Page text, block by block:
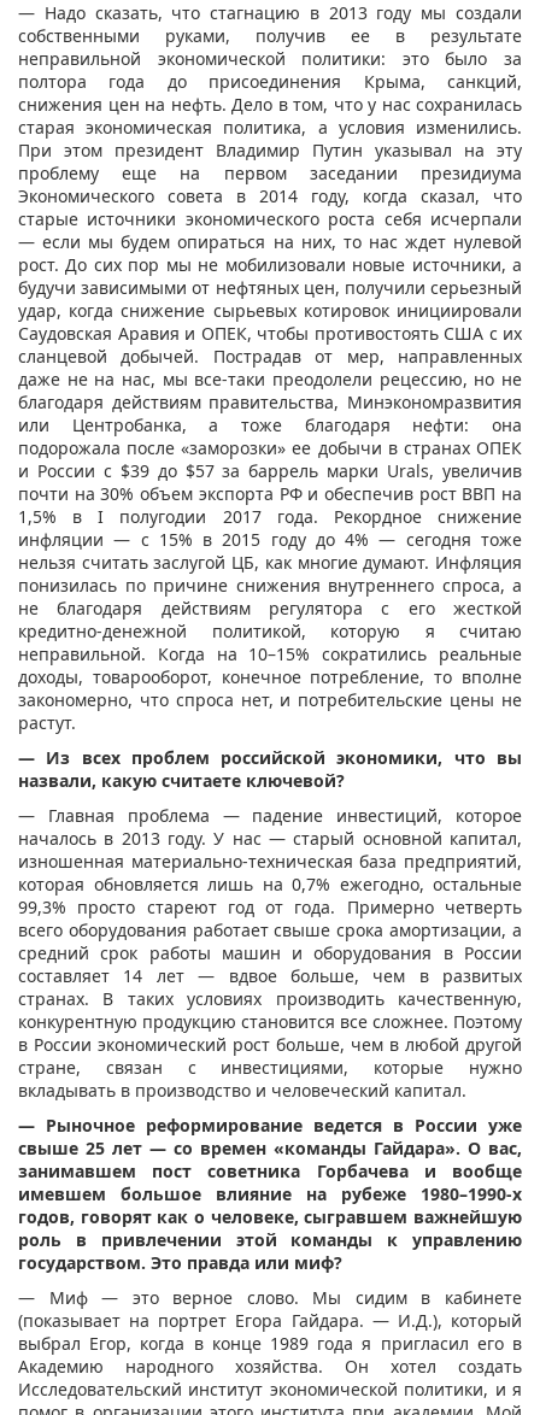
— Надо сказать, что стагнацию в 2013 году мы создали
собственными руками, получив ее в результате
неправильной экономической политики: это было за
полтора года до присоединения Крыма, санкций,
снижения цен на нефть. Дело в том, что у нас сохранилась
старая экономическая политика, а условия изменились.
При этом президент Владимир Путин указывал на эту
проблему еще на первом заседании президиума
Экономического совета в 2014 году, когда сказал, что
старые источники экономического роста себя исчерпали
— если мы будем опираться на них, то нас ждет нулевой
рост. До сих пор мы не мобилизовали новые источники, а
будучи зависимыми от нефтяных цен, получили серьезный
удар, когда снижение сырьевых котировок инициировали
Саудовская Аравия и ОПЕК, чтобы противостоять США с их
сланцевой добычей. Пострадав от мер, направленных
даже не на нас, мы все-таки преодолели рецессию, но не
благодаря действиям правительства, Минэкономразвития
или Центробанка, а тоже благодаря нефти: она
подорожала после «заморозки» ее добычи в странах ОПЕК
и России с $39 до $57 за баррель марки Urals, увеличив
почти на 30% объем экспорта РФ и обеспечив рост ВВП на
1,5% в I полугодии 2017 года. Рекордное снижение
инфляции — с 15% в 2015 году до 4% — сегодня тоже
нельзя считать заслугой ЦБ, как многие думают. Инфляция
понизилась по причине снижения внутреннего спроса, а
не благодаря действиям регулятора с его жесткой
кредитно-денежной политикой, которую я считаю
неправильной. Когда на 10–15% сократились реальные
доходы, товарооборот, конечное потребление, то вполне
закономерно, что спроса нет, и потребительские цены не
растут.
— Из всех проблем российской экономики, что вы
назвали, какую считаете ключевой?
— Главная проблема — падение инвестиций, которое
началось в 2013 году. У нас — старый основной капитал,
изношенная материально-техническая база предприятий,
которая обновляется лишь на 0,7% ежегодно, остальные
99,3% просто стареют год от года. Примерно четверть
всего оборудования работает свыше срока амортизации, а
средний срок работы машин и оборудования в России
составляет 14 лет — вдвое больше, чем в развитых
странах. В таких условиях производить качественную,
конкурентную продукцию становится все сложнее. Поэтому
в России экономический рост больше, чем в любой другой
стране, связан с инвестициями, которые нужно
вкладывать в производство и человеческий капитал.
— Рыночное реформирование ведется в России уже
свыше 25 лет — со времен «команды Гайдара». О вас,
занимавшем пост советника Горбачева и вообще
имевшем большое влияние на рубеже 1980–1990-х
годов, говорят как о человеке, сыгравшем важнейшую
роль в привлечении этой команды к управлению
государством. Это правда или миф?
— Миф — это верное слово. Мы сидим в кабинете
(показывает на портрет Егора Гайдара. — И.Д.), который
выбрал Егор, когда в конце 1989 года я пригласил его в
Академию народного хозяйства. Он хотел создать
Исследовательский институт экономической политики, и я